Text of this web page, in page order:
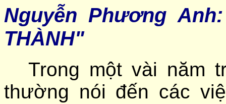
Nguyễn Phương
THÀNH"
Trong một vài năm
thường nói đến các